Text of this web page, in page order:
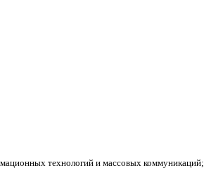
технологий и массовых коммуникаций;